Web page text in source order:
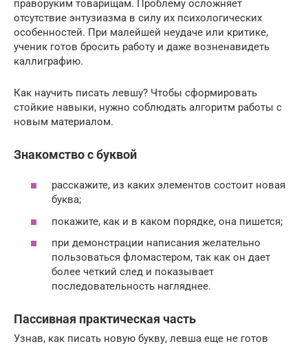
праворуким товарищам. Проблему осложняет
отсутствие энтузиазма в силу их психологических
особенностей. При малейшей неудаче или критике,
ученик готов бросить работу и даже возненавидеть
каллиграфию.
Как научить писать левшу? Чтобы сформировать
стойкие навыки, нужно соблюдать алгоритм работы с
новым материалом.
Знакомство с буквой
расскажите, из каких элементов состоит новая
буква;
покажите, как и в каком порядке, она пишется;
при демонстрации написания желательно
пользоваться фломастером, так как он дает
более четкий след и показывает
последовательность нагляднее.
Пассивная практическая часть
Узнав, как писать новую букву, левша еще не готов